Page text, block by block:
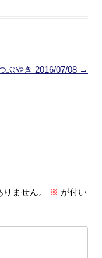
ぶやき 2016/07/08 →
ません。 ※ が付い